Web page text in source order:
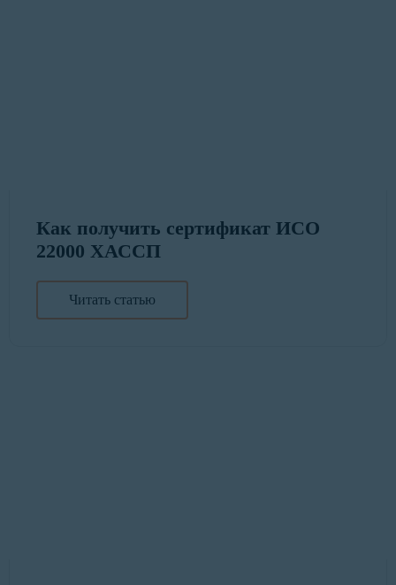
Как получить сертификат ИСО
22000 ХАССП
Читать статью